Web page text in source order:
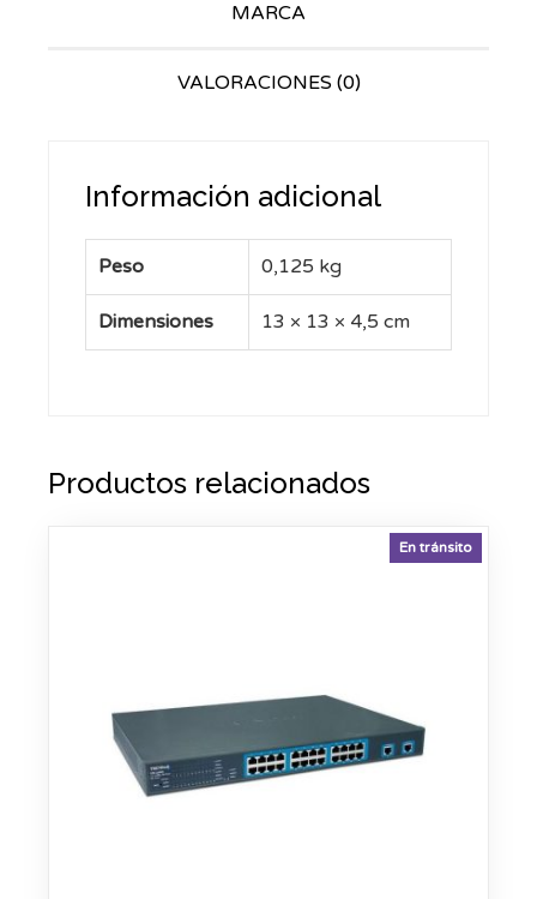
MARCA
VALORACIONES (0)
Información adicional
Peso 0,125 kg
Dimensiones 13 × 13 × 4,5 cm
Productos relacionados
En tránsito